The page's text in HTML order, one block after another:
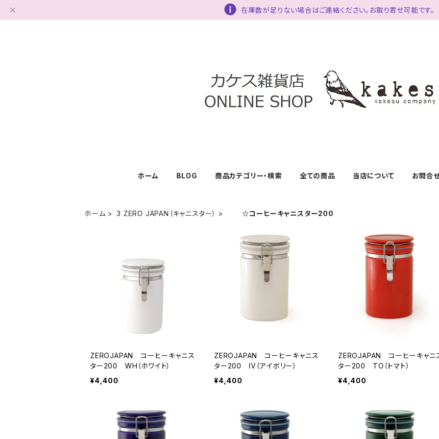
在庫数が足りない場合はご連絡ください。お取り寄せ可能です。
ホーム BLOG 商品カテゴリー・検索 全ての商品 当店について お問合
ホーム 3 ZERO JAPAN（キャニスター） ☆コーヒーキャニスター200
ZEROJAPAN コーヒーキャニス
ター200 WH（ホワイト）
¥4,400
ZEROJAPAN コーヒーキャニス
ター200 IV（アイボリー）
¥4,400
ZEROJAPAN コーヒーキャニ
ター200 TO（トマト）
¥4,400